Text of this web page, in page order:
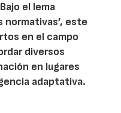
el lema
normativas’, este
en el campo
diversos
en lugares
adaptativa.